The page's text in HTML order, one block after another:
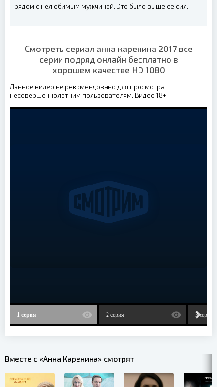
рядом с нелюбимым мужчиной. Это было выше ее сил.
Смотреть сериал анна каренина 2017 все
серии подряд онлайн бесплатно в
хорошем качестве HD 1080
Данное видео не рекомендовано для просмотра
несовершеннолетним пользователям. Видео 18+
1 серия 2 серия 3 серия
Вместе с «Анна Каренина» смотрят